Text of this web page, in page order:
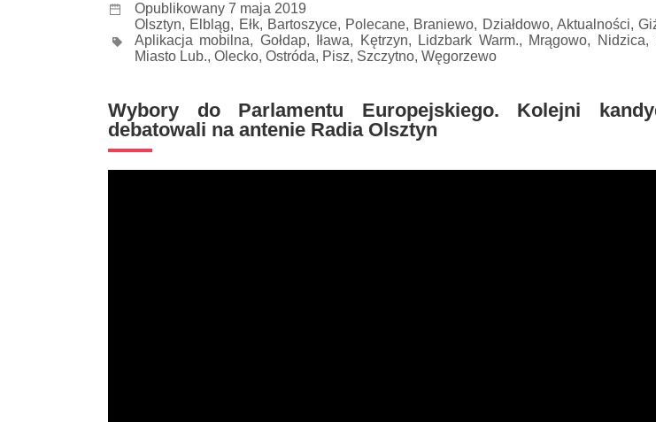
Opublikowany 7 maja 2019
Olsztyn, Elbląg, Ełk, Bartoszyce, Polecane, Braniewo, Działdowo, Aktualności,
Aplikacja mobilna, Gołdap, Iława, Kętrzyn, Lidzbark Warm., Mrągowo, Nidzica,
Miasto Lub., Olecko, Ostróda, Pisz, Szczytno, Węgorzewo
Wybory do Parlamentu Europejskiego. Kolejni
debatowali na antenie Radia Olsztyn